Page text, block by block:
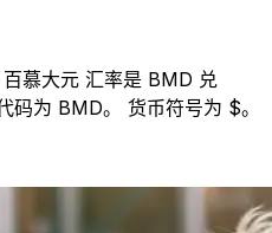
慕大元 汇率是 BMD 兑
码为 BMD。 货币符号为 $。